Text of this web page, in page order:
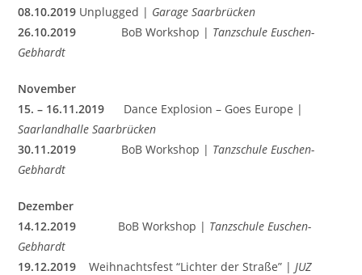
08.10.2019 Unplugged | Garage Saarbrücken
26.10.2019 BoB Workshop | Tanzschule Euschen-
Gebhardt
November
15. – 16.11.2019 Dance Explosion – Goes Europe |
Saarlandhalle Saarbrücken
30.11.2019 BoB Workshop | Tanzschule Euschen-
Gebhardt
Dezember
14.12.2019 BoB Workshop | Tanzschule Euschen-
Gebhardt
19.12.2019
Weihnachtsfest “Lichter der Straße” | JUZ